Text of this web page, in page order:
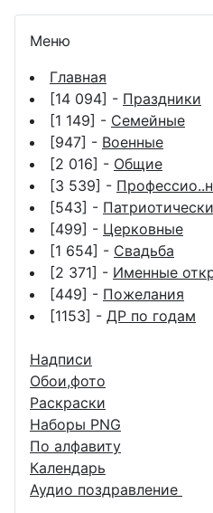
Меню
Главная
[14 094] - Праздники
[1 149] - Семейные
[947] - Военные
[2 016] - Общие
[3 539] -
[543] -
[499] - Церковные
[1 654] - Свадьба
[2 371] - Именные
[449] - Пожелания
[1153] - ДР по годам
Надписи
Обои,фото
Раскраски
Наборы PNG
По алфавиту
Календарь
Аудио поздравление